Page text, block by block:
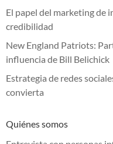
El papel del marketing de
credibilidad
New England Patriots:
influencia de Bill Belichick
Estrategia de redes
convierta
Quiénes somos